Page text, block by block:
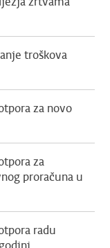
troškova
za novo
za
proračuna u
radu